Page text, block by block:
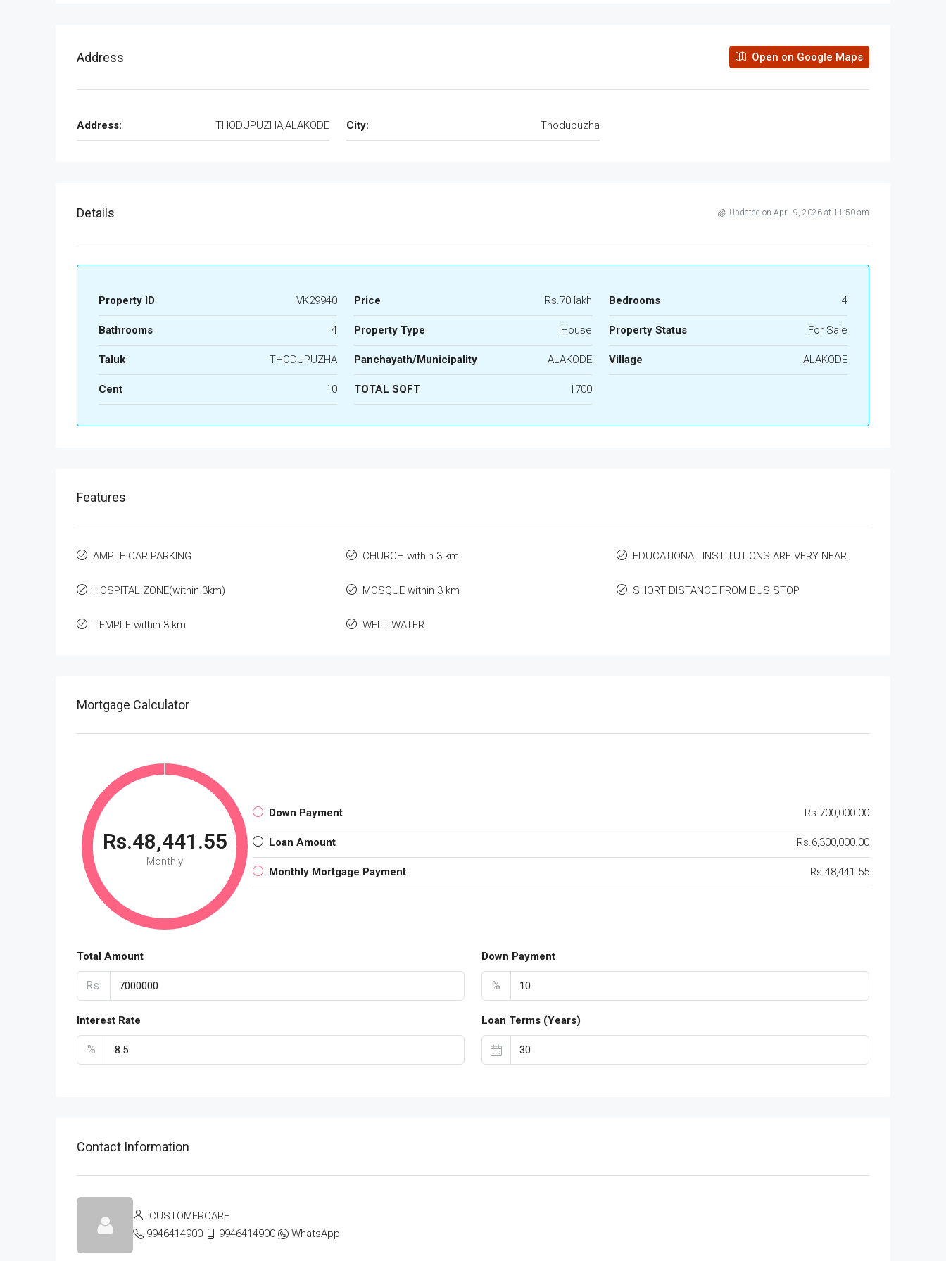
Address Open on Google Maps
Address: THODUPUZHA,ALAKODE City: Thodupuzha
Details Updated on April 9, 2026 at 11:50 am
Property ID VK29940 Price Rs.70 lakh Bedrooms 4
Bathrooms 4 Property Type House Property Status For Sale
Taluk THODUPUZHA Panchayath/Municipality ALAKODE Village ALAKODE
Cent 10 TOTAL SQFT 1700
Features
AMPLE CAR PARKING CHURCH within 3 km EDUCATIONAL INSTITUTIONS ARE VERY NEAR
HOSPITAL ZONE(within 3km) MOSQUE within 3 km SHORT DISTANCE FROM BUS STOP
TEMPLE within 3 km WELL WATER
Mortgage Calculator
Rs.48,441.55
Monthly
Down Payment Rs.700,000.00
Loan Amount Rs.6,300,000.00
Monthly Mortgage Payment Rs.48,441.55
Total Amount
Rs.
Down Payment
%
Interest Rate
%
Loan Terms (Years)
Contact Information
CUSTOMERCARE
9946414900
9946414900 WhatsApp